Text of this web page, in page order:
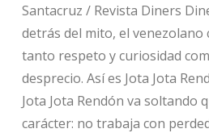
Santacruz / Revista Diners
detrás del mito, el
tanto respeto y curiosidad
desprecio. Así es Jota Jota
Jota Jota Rendón va soltando
carácter: no trabaja con